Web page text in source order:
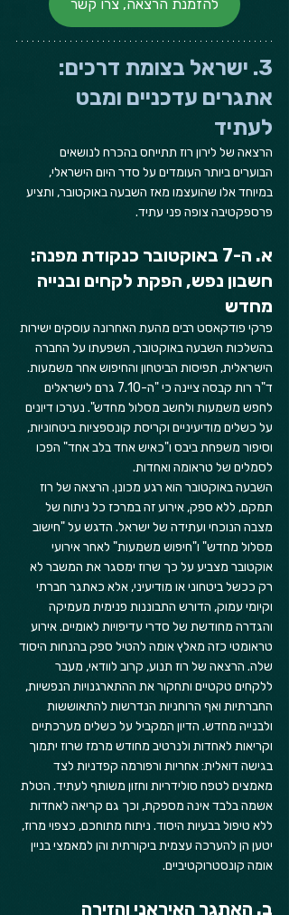
להזמנת הרצאה, צרו קשר
3. ישראל בצומת דרכים:
אתגרים עדכניים ומבט
לעתיד
הרצאה של לירון רוז תתייחס בהכרח לנושאים
הבוערים ביותר העומדים על סדר היום הישראלי,
במיוחד אלו שהועצמו מאז השבעה באוקטובר, ותציע
פרספקטיבה צופה פני עתיד.
א. ה-7 באוקטובר כנקודת מפנה:
חשבון נפש, הפקת לקחים ובנייה
מחדש
פרקי פודקאסט רבים מהעת האחרונה עוסקים ישירות
בהשלכות השבעה באוקטובר, השפעתו על החברה
הישראלית, תפיסות הביטחון והחיפוש אחר משמעות.
ד"ר רות קבסה ציינה כי "ה-7.10 גרם לישראלים
לחפש משמעות ולחשב מסלול מחדש". נערכו דיונים
על כשלים מודיעיניים וקריסת קונספציות ביטחוניות,
וסיפור משפחת ביבס ו"כאיש אחד בלב אחד" הפכו
לסמלים של טראומה ואחדות.
השבעה באוקטובר הוא רגע מכונן. הרצאה של רוז
תמקם, ללא ספק, אירוע זה במרכז כל ניתוח של
מצבה הנוכחי ועתידה של ישראל. הדגש על "חישוב
מסלול מחדש" ו"חיפוש משמעות" לאחר אירועי
אוקטובר מצביע על כך שרוז ימסגר את המשבר לא
רק ככשל ביטחוני או מודיעיני, אלא כאתגר חברתי
וקיומי עמוק, הדורש התבוננות פנימית מעמיקה
והגדרה מחודשת של סדרי עדיפויות לאומיים. אירוע
טראומטי כזה מאלץ אומה להטיל ספק בהנחות היסוד
שלה. הרצאה של רוז תנוע, קרוב לוודאי, מעבר
ללקחים טקטיים ותחקור את ההתארגנויות הנפשיות,
החברתיות ואף הרוחניות הנדרשות להתאוששות
ולבנייה מחדש. הדיון המקביל על כשלים מערכתיים
וקריאות לאחדות ולנרטיב מחודש מרמז שרוז יתמוך
בגישה דואלית: אחריות ורפורמה קפדניות לצד
מאמצים לטפח סולידריות וחזון משותף לעתיד. הטלת
אשמה בלבד אינה מספקת, וכך גם קריאה לאחדות
ללא טיפול בבעיות היסוד. ניתוח מתוחכם, כצפוי מרוז,
יטען הן להערכה עצמית ביקורתית והן למאמצי בניין
אומה קונסטרוקטיביים.
ב. האתגר האיראני והזירה